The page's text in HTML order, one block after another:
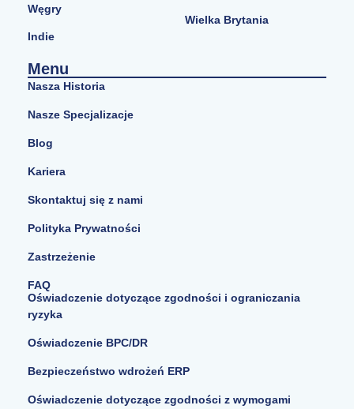
Węgry
Indie
Wielka Brytania
Menu
Nasza Historia
Nasze Specjalizacje
Blog
Kariera
Skontaktuj się z nami
Polityka Prywatności
Zastrzeżenie
FAQ
Oświadczenie dotyczące zgodności i ograniczania
ryzyka
Oświadczenie BPC/DR
Bezpieczeństwo wdrożeń ERP
Oświadczenie dotyczące zgodności z wymogami